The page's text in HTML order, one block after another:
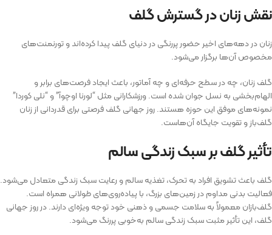
نقش زنان در گسترش گلف
زنان در دهه‌های اخیر حضور پررنگی در دنیای گلف پیدا کرده‌اند و تورنمنت‌های
مخصوص آن‌ها برگزار می‌شود.
گلف زنان، چه در سطح حرفه‌ای و چه آماتور، باعث ایجاد فرصت‌های برابر و
الهام‌بخشی به نسل جوان شده است. ورزشکارانی مثل “لورنا اوچوآ” و “نلی کوردا”
نمونه‌های موفق این حوزه هستند. روز جهانی گلف فرصتی برای قدردانی از زنان
گلف‌باز و تقویت جایگاه آن‌هاست.
تأثیر گلف بر سبک زندگی سالم
گلف باعث تشویق افراد به تحرک، تغذیه سالم و رعایت سبک زندگی متعادل می‌شود.
فعالیت بدنی مداوم در زمین‌های بزرگ، با پیاده‌روی‌های طولانی همراه است.
گلف‌بازان معمولاً به سلامت جسمی و ذهنی خود توجه ویژه‌ای دارند. در روز جهانی
گلف، این تأثیر مثبت سبک زندگی سالم به‌خوبی پررنگ می‌شود.